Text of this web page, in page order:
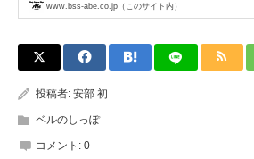
www.bss-abe.co.jp（このサイト内）
投稿者: 安部 初
ベルのしっぽ
コメント: 0